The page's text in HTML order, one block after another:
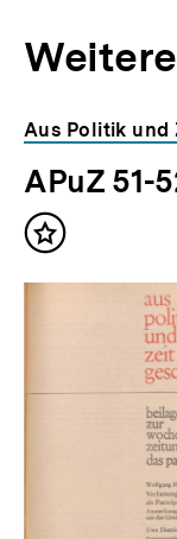
für
weitere
Inhalte
überspringen
Aus Politik und
APuZ 51-
Inhalt